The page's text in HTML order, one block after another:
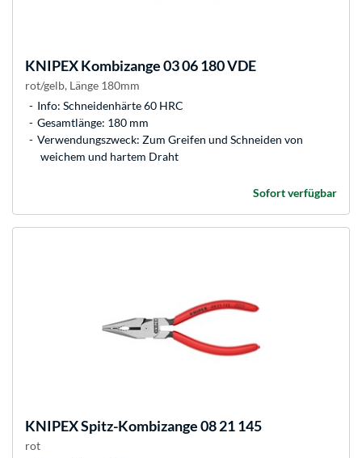
KNIPEXKombizange 03 06 180 VDE
rot/gelb, Länge 180mm
Info: Schneidenhärte 60 HRC
Gesamtlänge: 180 mm
Verwendungszweck: Zum Greifen und Schneiden von
weichem und hartem Draht
Sofort verfügbar
KNIPEXSpitz-Kombizange 08 21 145
rot